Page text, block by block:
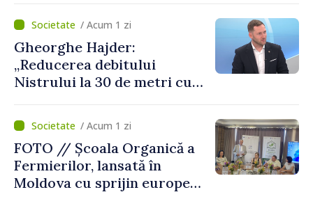
putea cumpăra nici curent
de avarie”/ Acum 1 zi
Gheorghe Hajder:
„Reducerea debitului
Nistrului la 30 de metri cubi
„catastrofă naturală”
/ Acum 1 zi
FOTO // Școala Organică a
Fermierilor, lansată în
Moldova cu sprijin european